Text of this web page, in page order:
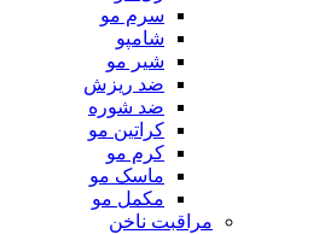
سرم مو
شامپو
شیر مو
ضد ریزش
ضد شوره
کراتین مو
کرم مو
ماسک مو
مکمل مو
مراقبت ناخن